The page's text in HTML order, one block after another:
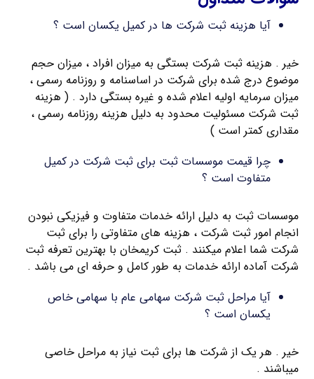
آیا هزینه ثبت شرکت ها در کمیل یکسان است ؟
خیر . هزینه ثبت شرکت بستگی به میزان افراد ، میزان حجم
موضوع درج شده برای شرکت در اساسنامه و روزنامه رسمی ،
میزان سرمایه اولیه اعلام شده و غیره بستگی دارد . ( هزینه
ثبت شرکت مسئولیت محدود به دلیل هزینه روزنامه رسمی ،
مقداری کمتر است )
چرا قیمت موسسات ثبت برای ثبت شرکت در کمیل
متفاوت است ؟
موسسات ثبت به دلیل ارائه خدمات متفاوت و فیزیکی نبودن
انجام امور ثبت شرکت ، هزینه های متفاوتی را برای ثبت
شرکت شما اعلام میکنند . ثبت کریمخان با بهترین تعرفه ثبت
شرکت آماده ارائه خدمات به طور کامل و حرفه ای می باشد .
آیا مراحل ثبت شرکت سهامی عام با سهامی خاص
یکسان است ؟
خیر . هر یک از شرکت ها برای ثبت نیاز به مراحل خاصی
میباشند .